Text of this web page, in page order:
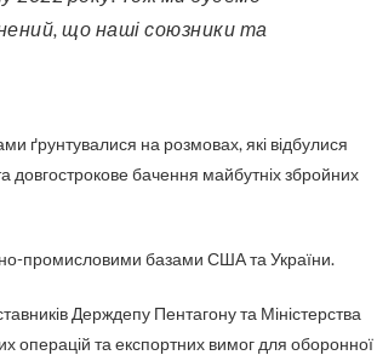
що наші союзники та
ґрунтувалися на розмовах, які відбулися
довгострокове бачення майбутніх збройних
промисловими базами США та України.
Держдепу Пентагону та Міністерства
операцій та експортних вимог для оборонної